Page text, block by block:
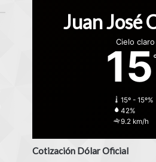
Juan José
Cielo claro
15
15º - 15º%
42%
9.2 km/h
Cotización Dólar Oficial